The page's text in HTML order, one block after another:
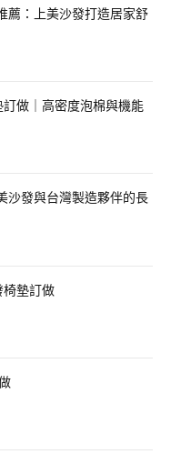
薦：上美沙發打造居家舒
做｜高密度泡棉與機能
沙發與台灣製造夥伴的長
墊訂做